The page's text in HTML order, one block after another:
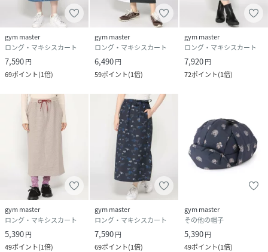
gym master
ロング・マキシスカート
7,590円
69ポイント(1倍)
gym master
ロング・マキシスカート
6,490円
59ポイント(1倍)
gym master
ロング・マキシスカート
7,920円
72ポイント(1倍)
gym master
ロング・マキシスカート
5,390円
49ポイント(1倍)
gym master
ロング・マキシスカート
7,590円
69ポイント(1倍)
gym master
その他の帽子
5,390円
49ポイント(1倍)